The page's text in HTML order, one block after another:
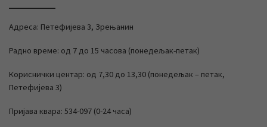
Адреса: Петефијева 3, Зрењанин
Радно време: од 7 до 15 часова (понедељак-петак)
Кориснички центар: од 7,30 до 13,30 (понедељак – петак,
Петефијева 3)
Пријава квара: 534-097 (0-24 часа)